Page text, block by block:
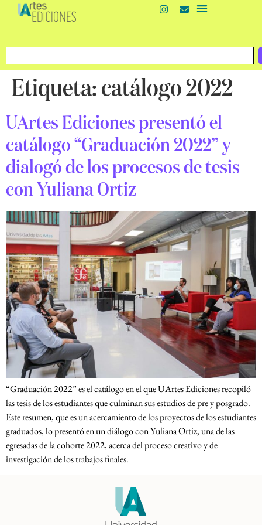
Etiqueta: catálogo 2022
UArtes Ediciones presentó el
catálogo “Graduación 2022” y
dialogó de los procesos de tesis
con Yuliana Ortiz
“Graduación 2022” es el catálogo en el que UArtes Ediciones recopiló
las tesis de los estudiantes que culminan sus estudios de pre y posgrado.
Este resumen, que es un acercamiento de los proyectos de los estudiantes
graduados, lo presentó en un diálogo con Yuliana Ortiz, una de las
egresadas de la cohorte 2022, acerca del proceso creativo y de
investigación de los trabajos finales.